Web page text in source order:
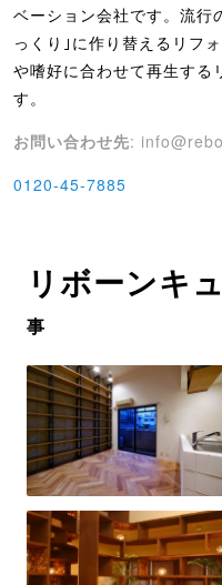
ベーション会社です。流行
っくり｣に作り替えるリフ
や嗜好に合わせて再生する
す。
お問い合わせ先:
0120-45-7885
リボーンキ
事